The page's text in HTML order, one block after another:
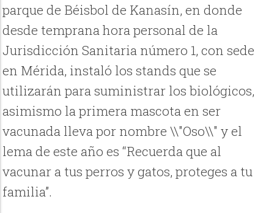
parque de Béisbol de Kanasín, en donde
desde temprana hora personal de la
Jurisdicción Sanitaria número 1, con sede
en Mérida, instaló los stands que se
utilizarán para suministrar los biológicos,
asimismo la primera mascota en ser
vacunada lleva por nombre \\"Oso\\" y el
lema de este año es “Recuerda que al
vacunar a tus perros y gatos, proteges a tu
familia”.